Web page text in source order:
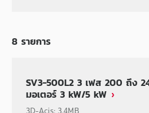
8 รายการ
SV3-500L2 3 เฟส 200 ถึง
มอเตอร์ 3 kW/5 kW